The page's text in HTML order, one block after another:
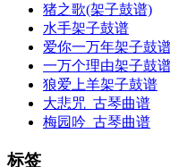
猪之歌(架子鼓谱)
水手架子鼓谱
爱你一万年架子鼓
一万个理由架子鼓
狼爱上羊架子鼓谱
大悲咒_古琴曲谱
梅园吟_古琴曲谱
标签